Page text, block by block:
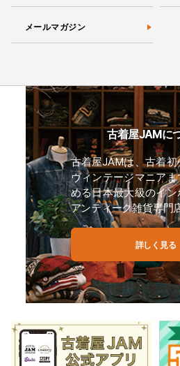
メールマガジン
古着屋JAMに
古着屋JAMは、古着
ヴィンテージマニア
める日本最大級のイ
アンティーク雑貨専門
詳しく見る